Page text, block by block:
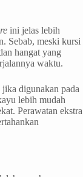
ini jelas lebih
Sebab, meski kursi
hangat yang
waktu.
digunakan pada
lebih mudah
Perawatan ekstra